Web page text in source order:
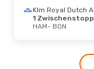
1 Zwischenstopp
HAM- BON